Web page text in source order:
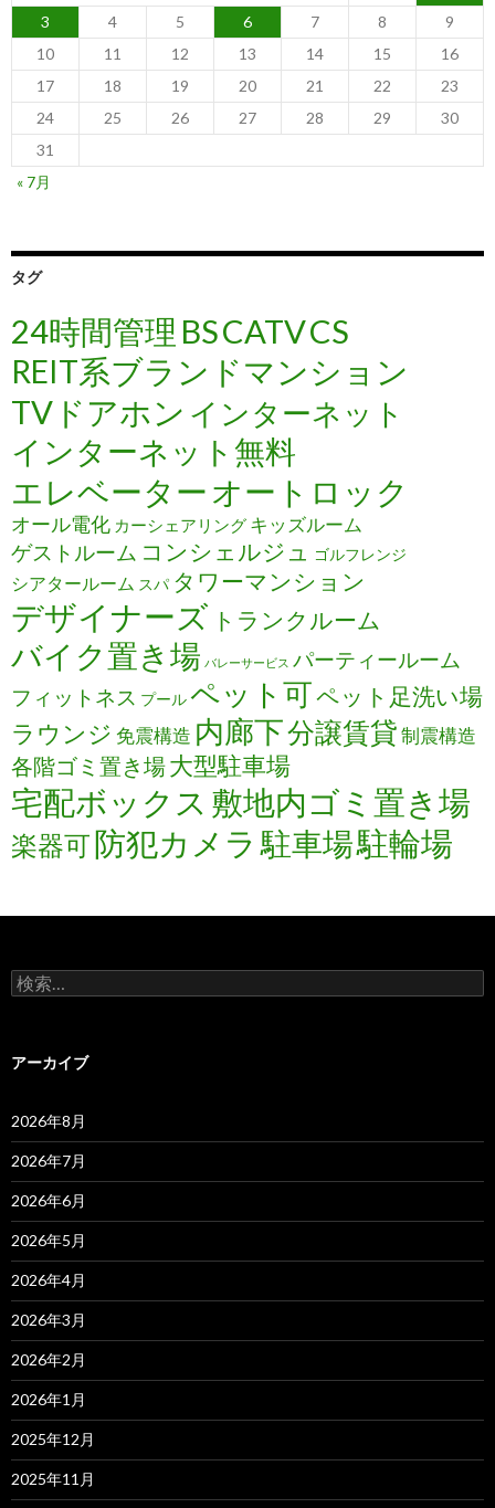
3 4 5 6 7 8
9
10
11 12 13 14 15
16
17
18 19 20 21 22
23
24
25 26 27 28 29
30
31
« 7月
タグ
24時間管理 BSCATVCS
REIT系ブランドマンション
TVドアホン インターネット
インターネット無料
エレベーター オートロック
オール電化 カーシェアリング キッズルーム
ゲストルーム コンシェルジュ ゴルフレンジ
シアタールーム スパ タワーマンション
デザイナーズ トランクルーム
バイク置き場 バレーサービス パーティールーム
フィットネス プールペット可ペット足洗い場
ラウンジ 免震構造 内廊下分譲賃貸制震構造
各階ゴミ置き場大型駐車場
宅配ボックス 敷地内ゴミ置き場
楽器可防犯カメラ 駐車場駐輪場
検
索:
アーカイブ
2026年8月
2026年7月
2026年6月
2026年5月
2026年4月
2026年3月
2026年2月
2026年1月
2025年12月
2025年11月